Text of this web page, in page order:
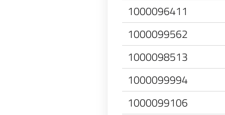
1000096411
1000099562
1000098513
1000099994
1000099106